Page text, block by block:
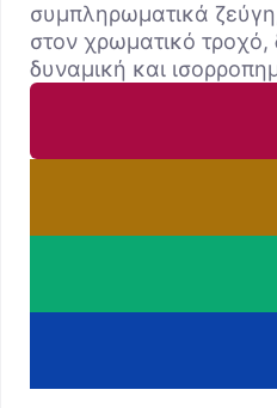
συμπληρωματικά
στον χρωματικό τροχό,
δυναμική και